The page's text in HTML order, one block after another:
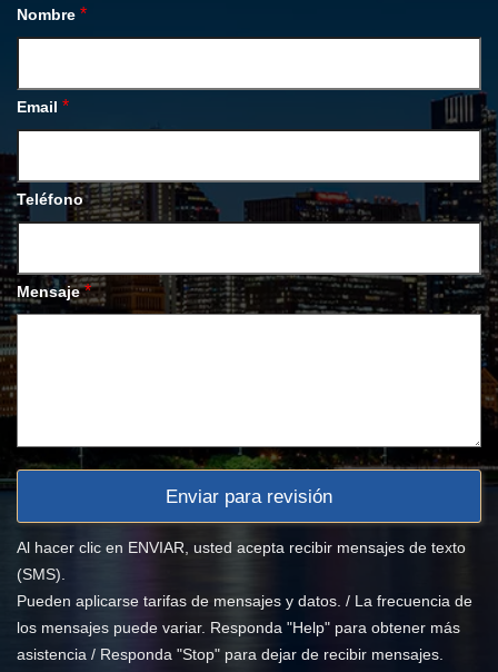
Nombre *
Email *
Teléfono
Mensaje *
Al hacer clic en ENVIAR, usted acepta recibir mensajes de texto
(SMS).
Pueden aplicarse tarifas de mensajes y datos. / La frecuencia de
los mensajes puede variar. Responda "Help" para obtener más
asistencia / Responda "Stop" para dejar de recibir mensajes.